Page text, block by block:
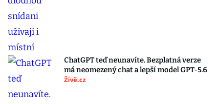
ChatGPT teď neunavíte. Bezplatná verze
má neomezený chat a lepší model GPT-5.6
Živě.cz